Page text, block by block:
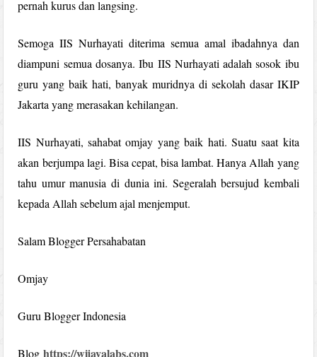
pernah kurus dan langsing.
Semoga IIS Nurhayati diterima semua amal ibadahnya dan
diampuni semua dosanya. Ibu IIS Nurhayati adalah sosok ibu
guru yang baik hati, banyak muridnya di sekolah dasar IKIP
Jakarta yang merasakan kehilangan.
IIS Nurhayati, sahabat omjay yang baik hati. Suatu saat kita
akan berjumpa lagi. Bisa cepat, bisa lambat. Hanya Allah yang
tahu umur manusia di dunia ini. Segeralah bersujud kembali
kepada Allah sebelum ajal menjemput.
Salam Blogger Persahabatan
Omjay
Guru Blogger Indonesia
Bloghttps://wijayalabs.com